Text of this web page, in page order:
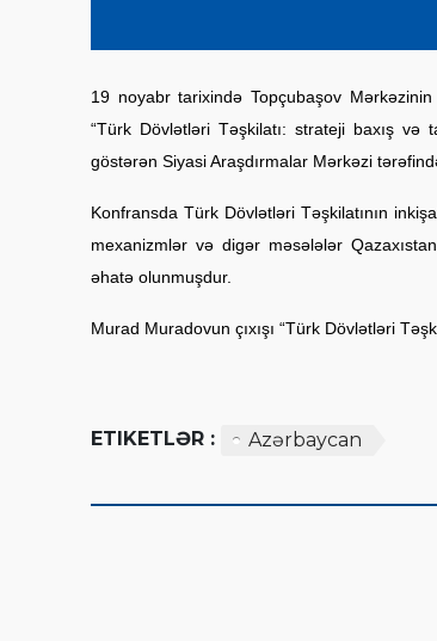
19 noyabr tarixində Topçubaşov
“Türk Dövlətləri Təşkilatı: strateji baxış və
göstərən Siyasi Araşdırmalar Mərkəzi
Konfransda Türk Dövlətləri Təşkilatının
mexanizmlər və digər məsələlər
əhatə olunmuşdur.
Murad Muradovun çıxışı “Türk Dövlətləri
ETIKETLƏR : Azərbaycan